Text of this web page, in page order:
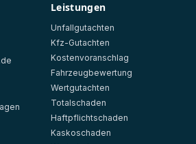
Leistungen
Unfallgutachten
Kfz-Gutachten
Kostenvoranschlag
Fahrzeugbewertung
Wertgutachten
Totalschaden
Haftpflichtschaden
Kaskoschaden